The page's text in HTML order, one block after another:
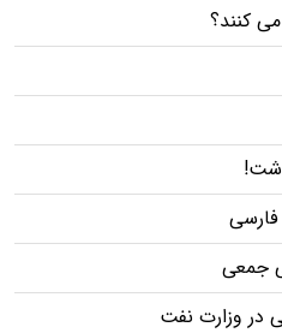
کنند؟
جمعی
در وزارت نفت